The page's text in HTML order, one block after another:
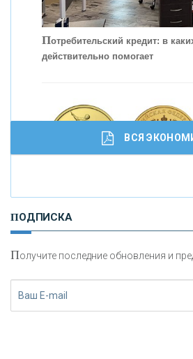
Потребительский кредит: в
действительно помогает
И
сохранения и увеличения
ВСЯ
ПОДПИСКА
Получите последние обновления и